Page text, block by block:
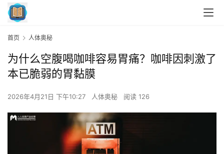
首页 人体奥秘
为什么空腹喝咖啡容易胃痛？咖啡因刺激了
本已脆弱的胃黏膜
2026年4月21日 下午10:27 人体奥秘 阅读 126